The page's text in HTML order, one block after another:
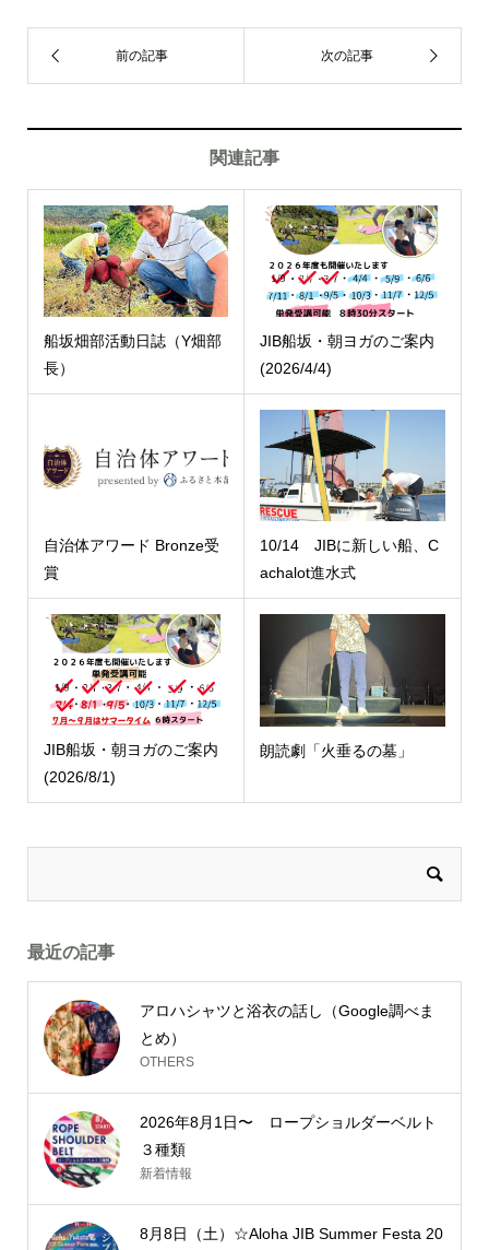
関連記事
船坂畑部活動日誌（Y畑部
長）
JIB船坂・朝ヨガのご案内
(2026/4/4)
自治体アワード Bronze受
賞
10/14 JIBに新しい船、C
achalot進水式
JIB船坂・朝ヨガのご案内
(2026/8/1)
朗読劇「火垂るの墓」
最近の記事
アロハシャツと浴衣の話し（Google調べま
とめ）
OTHERS
2026年8月1日〜 ロープショルダーベルト
３種類
新着情報
8月8日（土）☆Aloha JIB Summer Festa 20